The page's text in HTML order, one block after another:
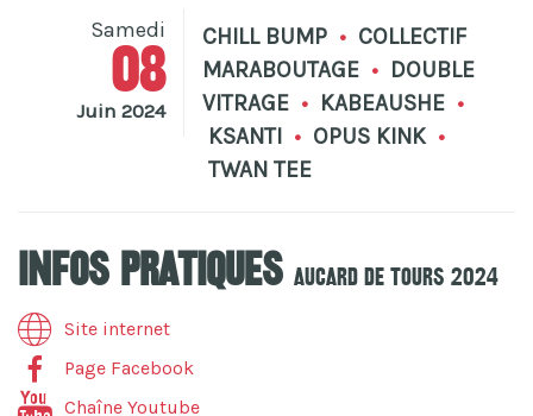
Samedi
08
Juin 2024
CHILL BUMP • COLLECTIF
MARABOUTAGE • DOUBLE
VITRAGE • KABEAUSHE •
KSANTI • OPUS KINK •
TWAN TEE
Infos pratiques Aucard De Tours 2024
Site internet
Page Facebook
Chaîne Youtube